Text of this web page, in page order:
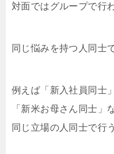
対面ではグループで行
同じ悩みを持つ人同士
例えば「新入社員同士
「新米お母さん同士」
同じ立場の人同士で行